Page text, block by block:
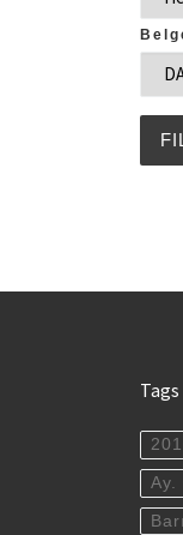
Tags
Ay.